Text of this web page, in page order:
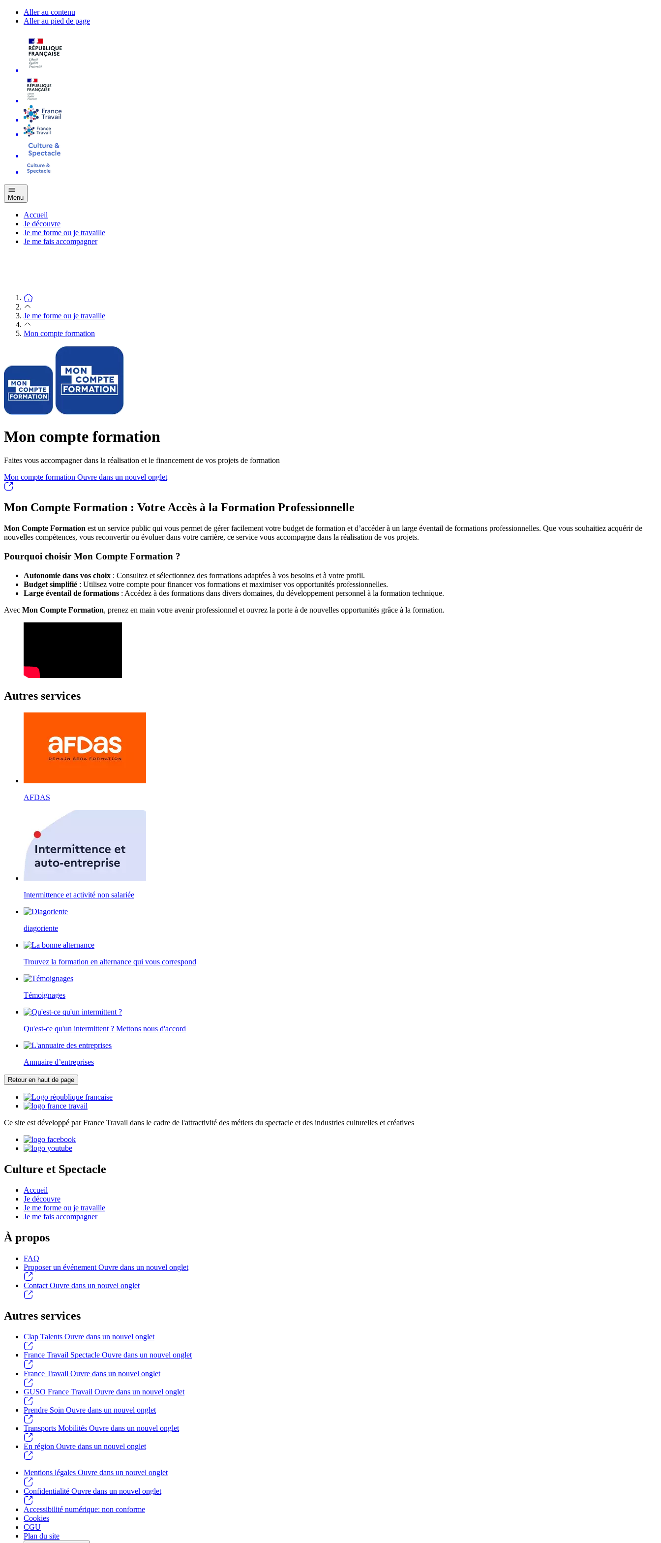
Aller au contenu
Aller au pied de page
Menu
Accueil
Je découvre
Je me forme ou je travaille
Je me fais accompagner
Je me forme ou je travaille
Mon compte formation
Mon compte formation
Faites vous accompagner dans la réalisation et le financement de vos projets de formation
Mon compte formation Ouvre dans un nouvel onglet
Mon Compte Formation : Votre Accès à la Formation Professionnelle
Mon Compte Formation est un service public qui vous permet de gérer facilement votre budget de formation et d’accéder à un large éventail de formations professionnelles. Que vous souhaitiez acquérir de
nouvelles compétences, vous reconvertir ou évoluer dans votre carrière, ce service vous accompagne dans la réalisation de vos projets.
Pourquoi choisir Mon Compte Formation ?
Autonomie dans vos choix : Consultez et sélectionnez des formations adaptées à vos besoins et à votre profil.
Budget simplifié : Utilisez votre compte pour financer vos formations et maximiser vos opportunités professionnelles.
Large éventail de formations : Accédez à des formations dans divers domaines, du développement personnel à la formation technique.
Avec Mon Compte Formation, prenez en main votre avenir professionnel et ouvrez la porte à de nouvelles opportunités grâce à la formation.
Autres services
AFDAS
Intermittence et activité non salariée
diagoriente
Trouvez la formation en alternance qui vous correspond
Témoignages
Qu'est-ce qu'un intermittent ? Mettons nous d'accord
Annuaire d’entreprises
Retour en haut de page
Ce site est développé par France Travail dans le cadre de l'attractivité des métiers du spectacle et des industries culturelles et créatives
Culture et Spectacle
Accueil
Je découvre
Je me forme ou je travaille
Je me fais accompagner
À propos
FAQ
Proposer un événement Ouvre dans un nouvel onglet
Contact Ouvre dans un nouvel onglet
Autres services
Clap Talents Ouvre dans un nouvel onglet
France Travail Spectacle Ouvre dans un nouvel onglet
France Travail Ouvre dans un nouvel onglet
GUSO France Travail Ouvre dans un nouvel onglet
Prendre Soin Ouvre dans un nouvel onglet
Transports Mobilités Ouvre dans un nouvel onglet
En région Ouvre dans un nouvel onglet
Mentions légales Ouvre dans un nouvel onglet
Confidentialité Ouvre dans un nouvel onglet
Accessibilité numérique: non conforme
Cookies
CGU
Plan du site